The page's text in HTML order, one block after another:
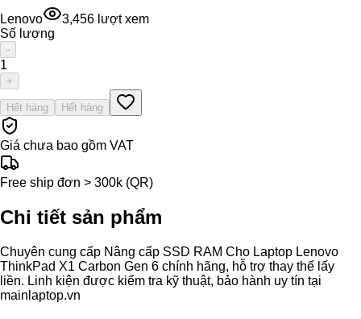
Lenovo 3,456 lượt xem
Số lượng
-
1
+
Hết hàng Hết hàng
Giá chưa bao gồm VAT
Free ship đơn > 300k (QR)
Chi tiết sản phẩm
Chuyên cung cấp Nâng cấp SSD RAM Cho Laptop Lenovo
ThinkPad X1 Carbon Gen 6 chính hãng, hỗ trợ thay thế lấy
liền. Linh kiện được kiểm tra kỹ thuật, bảo hành uy tín tại
mainlaptop.vn